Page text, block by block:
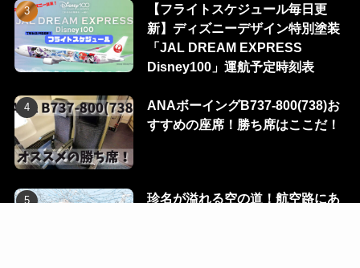
【フライトスケジュール毎日更
新】ディズニーデザイン特別塗装
「JAL DREAM EXPRESS
Disney100」運航予定時刻表
ANAボーイングB737-800(738)お
すすめの座席！勝ち席はここだ！
珍名が溢れる空の道！航空路にあ